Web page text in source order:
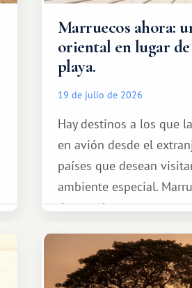
Marruecos ahora:
oriental en lugar
playa.
19 de julio de 2026
Hay destinos a los que
en avión desde el
países que desean
ambiente especial.
de esos lugares.